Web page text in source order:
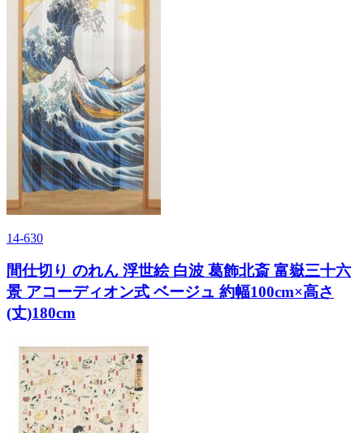
14-630
間仕切り のれん 浮世絵 白波 葛飾北斎 富嶽三十六
景 アコーディオン式 ベージュ 約幅100cm×高さ
(丈)180cm